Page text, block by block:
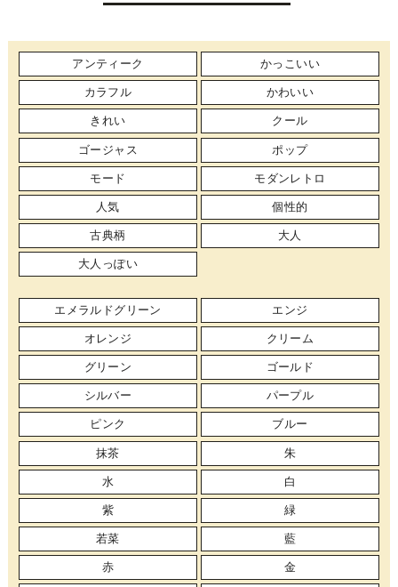
アンティーク かっこいい
カラフル かわいい
きれい クール
ゴージャス ポップ
モード モダンレトロ
人気 個性的
古典柄 大人
大人っぽい
エメラルドグリーン エンジ
オレンジ クリーム
グリーン ゴールド
シルバー パープル
ピンク ブルー
抹茶 朱
水 白
紫 緑
若菜 藍
赤 金